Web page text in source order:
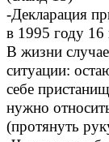
-Декларация
в 1995 году 16
В жизни
ситуации:
себе
нужно
(протянуть